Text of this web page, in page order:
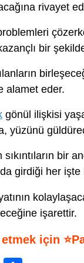
rivayet
bir
alamet eder.
gönül ilişkisi
yüzünü
sıkıntıların bir
girdiği her
işarettir.
için